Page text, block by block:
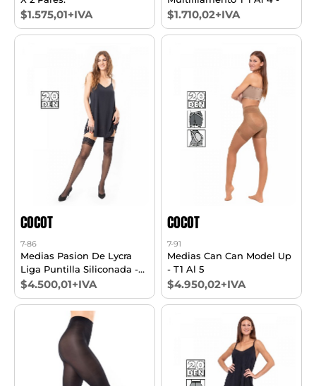
$1.575,01+IVA $1.710,02+IVA
COCOT
7-86
Medias Pasion De Lycra
Liga Puntilla Siliconada -
Precio X Unidad -
$4.500,01+IVA
COCOT
7-91
Medias Can Can Model Up
- T1 Al 5
$4.950,02+IVA